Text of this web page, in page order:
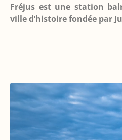
Fréjus est une station
ville d’histoire fondée par